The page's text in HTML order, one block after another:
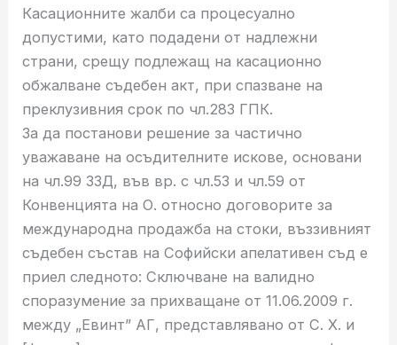
Касационните жалби са процесуално
допустими, като подадени от надлежни
страни, срещу подлежащ на касационно
обжалване съдебен акт, при спазване на
преклузивния срок по чл.283 ГПК.
За да постанови решение за частично
уважаване на осъдителните искове, основани
на чл.99 ЗЗД, във вр. с чл.53 и чл.59 от
Конвенцията на О. относно договорите за
международна продажба на стоки, въззивният
съдебен състав на Софийски апелативен съд е
приел следното: Сключване на валидно
споразумение за прихващане от 11.06.2009 г.
между „Евинт” АГ, представлявано от С. Х. и